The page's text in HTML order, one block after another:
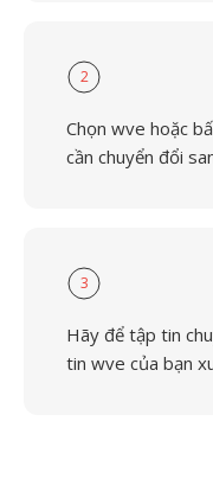
2
Chọn wve hoặc
cần chuyển đổi
3
Hãy để tập tin
tin wve của bạn